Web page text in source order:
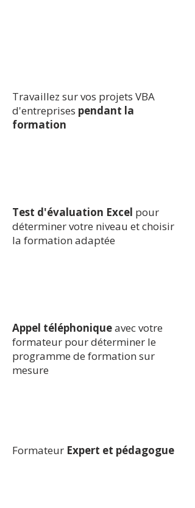
Travaillez sur vos projets VBA
d'entreprises pendant la
formation
Test d'évaluation Excel pour
déterminer votre niveau et choisir
la formation adaptée
Appel téléphoniqueavec votre
formateur pour déterminer le
programme de formation sur
mesure
Formateur Expert et pédagogue